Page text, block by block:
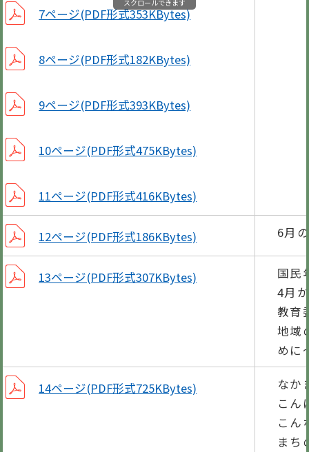
7ページ(PDF形式353KBytes)
8ページ(PDF形式182KBytes)
9ページ(PDF形式393KBytes)
10ページ(PDF形式475KBytes)
11ページ(PDF形式416KBytes)
12ページ(PDF形式186KBytes) 6月
13ページ(PDF形式307KBytes)
国民
4月
教育
地域
めに
14ページ(PDF形式725KBytes)
なか
こん
こん
まち
スクロールできます